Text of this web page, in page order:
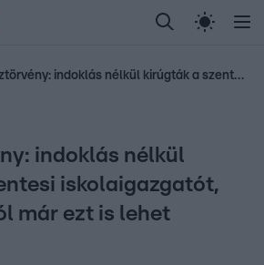
Randi Celeb vagyok,
Most Wanted Gallusz
Státusztörvény: indoklás nélkül kirúgták a szentesi iskolaigazgatót, mert januártól már ezt is lehet
indoklás nélkül
iskolaigazgatót,
már ezt is lehet